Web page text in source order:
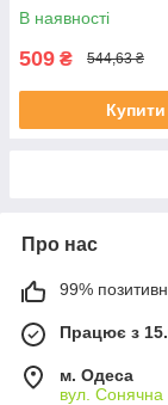
В наявності
509 ₴ 544,63 ₴
Купити
Про нас
99%
Працює з
м. Одеса
вул. Сонячна